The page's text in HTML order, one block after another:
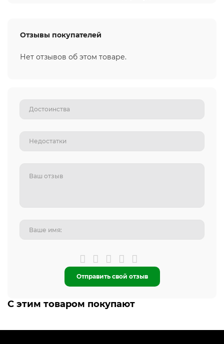
Отзывы покупателей
Нет отзывов об этом товаре.
Отправить свой отзыв
С этим товаром покупают